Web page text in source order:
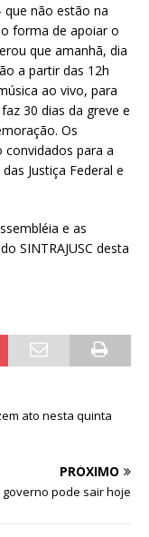
que não estão na
forma de apoiar o
que amanhã, dia
a partir das 12h
ao vivo, para
30 dias da greve e
Os
para a
Justiça Federal e
e as
SINTRAJUSC desta
ato nesta quinta
PRÓXIMO
pode sair hoje